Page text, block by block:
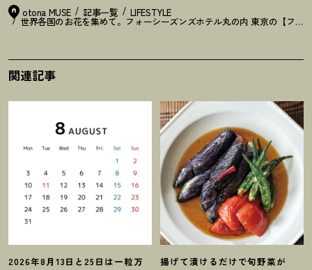
otona MUSE 記事一覧 LIFESTYLE
世界各国のお花を集めて。フォーシーズンズホテル丸の内 東京の【フラ
関連記事
2026年8月13日と25日は一粒万
揚げて漬けるだけで旬野菜が